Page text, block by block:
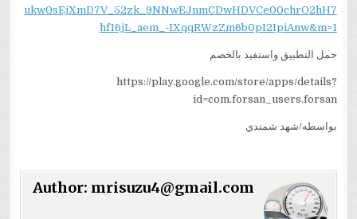
ukw0sEjXmD7V_52zk_9NNwEJnmCDwHDVCe00chrO2hH7
hf16jL_aem_-IXqqRWzZm6b0pI2IpiAnw&m=1
حمل التطبيق واستفيد بالخصم
https://play.google.com/store/apps/details?
id=com.forsan_users.forsan
بواسطه/شهد شمندي
Author: mrisuzu4@gmail.com